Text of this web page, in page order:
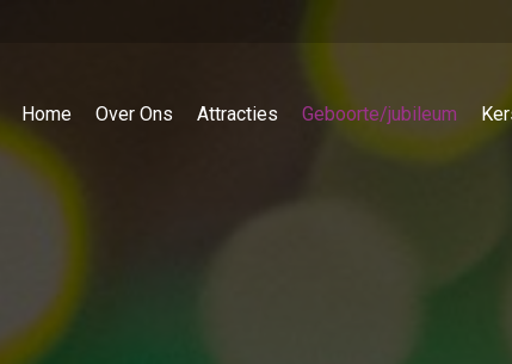
Home Over Ons Attracties Geboorte/jubileum